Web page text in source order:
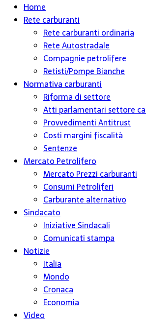
Home
Rete carburanti
Rete carburanti ordinaria
Rete Autostradale
Compagnie petrolifere
Retisti/Pompe Bianche
Normativa carburanti
Riforma di settore
Atti parlamentari settore
Provvedimenti Antitrust
Costi margini fiscalità
Sentenze
Mercato Petrolifero
Mercato Prezzi carburanti
Consumi Petroliferi
Carburante alternativo
Sindacato
Iniziative Sindacali
Comunicati stampa
Notizie
Italia
Mondo
Cronaca
Economia
Video